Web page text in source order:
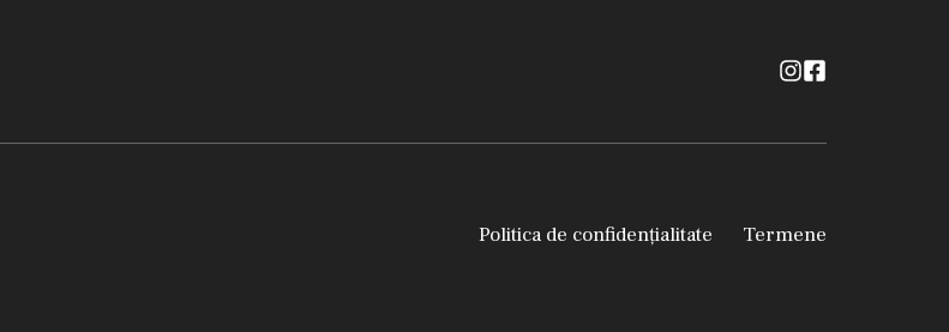
Politica de confidențialitate Termene